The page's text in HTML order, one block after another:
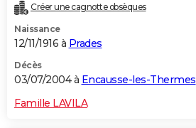
Créer une cagnotte obsèques
Naissance
12/11/1916 à Prades
Décès
03/07/2004 à Encausse-les-Thermes
Famille LAVILA